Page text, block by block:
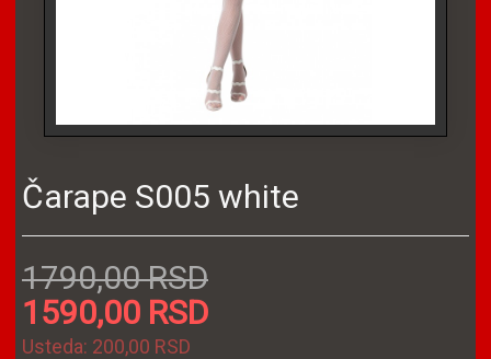
Čarape S005 white
1790,00 RSD
1590,00 RSD
Usteda: 200,00 RSD